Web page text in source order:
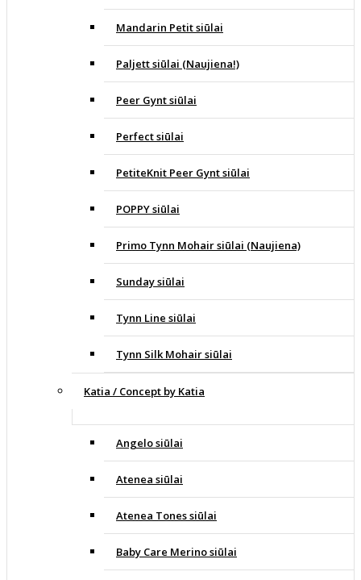
Mandarin Petit siūlai
Paljett siūlai (Naujiena!)
Peer Gynt siūlai
Perfect siūlai
PetiteKnit Peer Gynt siūlai
POPPY siūlai
Primo Tynn Mohair siūlai (Naujiena)
Sunday siūlai
Tynn Line siūlai
Tynn Silk Mohair siūlai
Katia / Concept by Katia
Angelo siūlai
Atenea siūlai
Atenea Tones siūlai
Baby Care Merino siūlai